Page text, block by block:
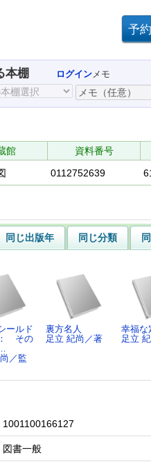
本棚 ログインメモ
館 資料番号
0112752639
同じ出版年 同じ分類
ールド
その
／監
裏方名人
足立 紀尚／著
幸福な
足立
1001100166127
図書一般